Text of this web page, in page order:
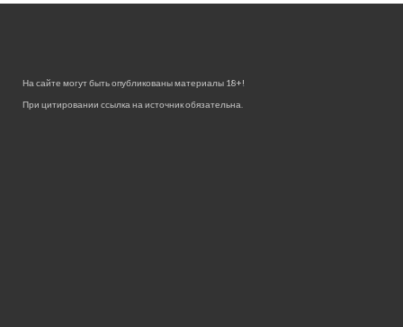
На сайте могут быть опубликованы материалы 18+!
При цитировании ссылка на источник обязательна.